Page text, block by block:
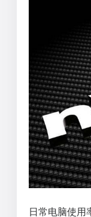
日常电脑使用